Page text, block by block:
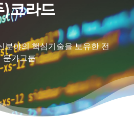
)코라드
분야의 핵심기술을 보유한 전
문가그룹